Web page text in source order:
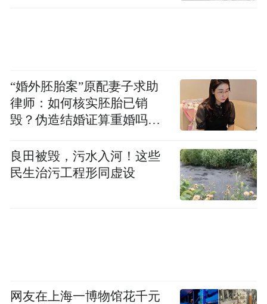
“婚外胚胎案”原配妻子求助
律师：如何核实胚胎已销
毁？伪造结婚证算重婚吗？
良田被毁，污水入河！这些
民生治污工程形同虚设
网友在上海一博物馆花千元